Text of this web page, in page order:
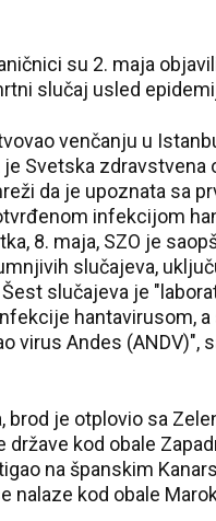
su 2. maja
slučaj usled
venčanju u
je Svetska zdravstvena
da je upoznata sa
infekcijom
8. maja, SZO je
slučajeva,
slučajeva je
hantavirusom, a
virus Andes (ANDV)",
brod je otplovio sa
države kod obale
na španskim
nalaze kod obale